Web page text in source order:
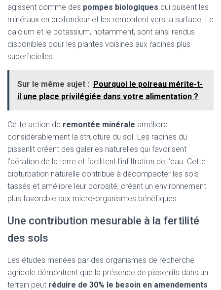
agissent comme des pompes biologiques qui puisent les
minéraux en profondeur et les remontent vers la surface. Le
calcium et le potassium, notamment, sont ainsi rendus
disponibles pour les plantes voisines aux racines plus
superficielles.
Sur le même sujet : Pourquoi le poireau mérite-t-
il une place privilégiée dans votre alimentation ?
Cette action de remontée minérale améliore
considérablement la structure du sol. Les racines du
pissenlit créent des galeries naturelles qui favorisent
l’aération de la terre et facilitent l’infiltration de l’eau. Cette
bioturbation naturelle contribue à décompacter les sols
tassés et améliore leur porosité, créant un environnement
plus favorable aux micro-organismes bénéfiques.
Une contribution mesurable à la fertilité
des sols
Les études menées par des organismes de recherche
agricole démontrent que la présence de pissenlits dans un
terrain peut réduire de 30% le besoin en amendements